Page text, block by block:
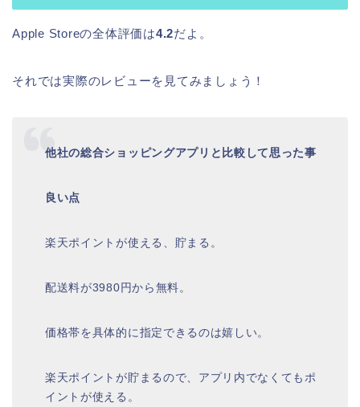
Apple Storeの全体評価は4.2だよ。
それでは実際のレビューを見てみましょう！
他社の総合ショッピングアプリと比較して思った事
良い点
楽天ポイントが使える、貯まる。
配送料が3980円から無料。
価格帯を具体的に指定できるのは嬉しい。
楽天ポイントが貯まるので、アプリ内でなくてもポ
イントが使える。